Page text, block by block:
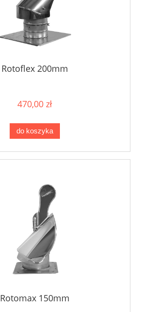
Rotoflex 200mm
470,00 zł
do koszyka
Rotomax 150mm